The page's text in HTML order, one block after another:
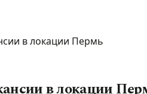
в локации Пермь
в локации